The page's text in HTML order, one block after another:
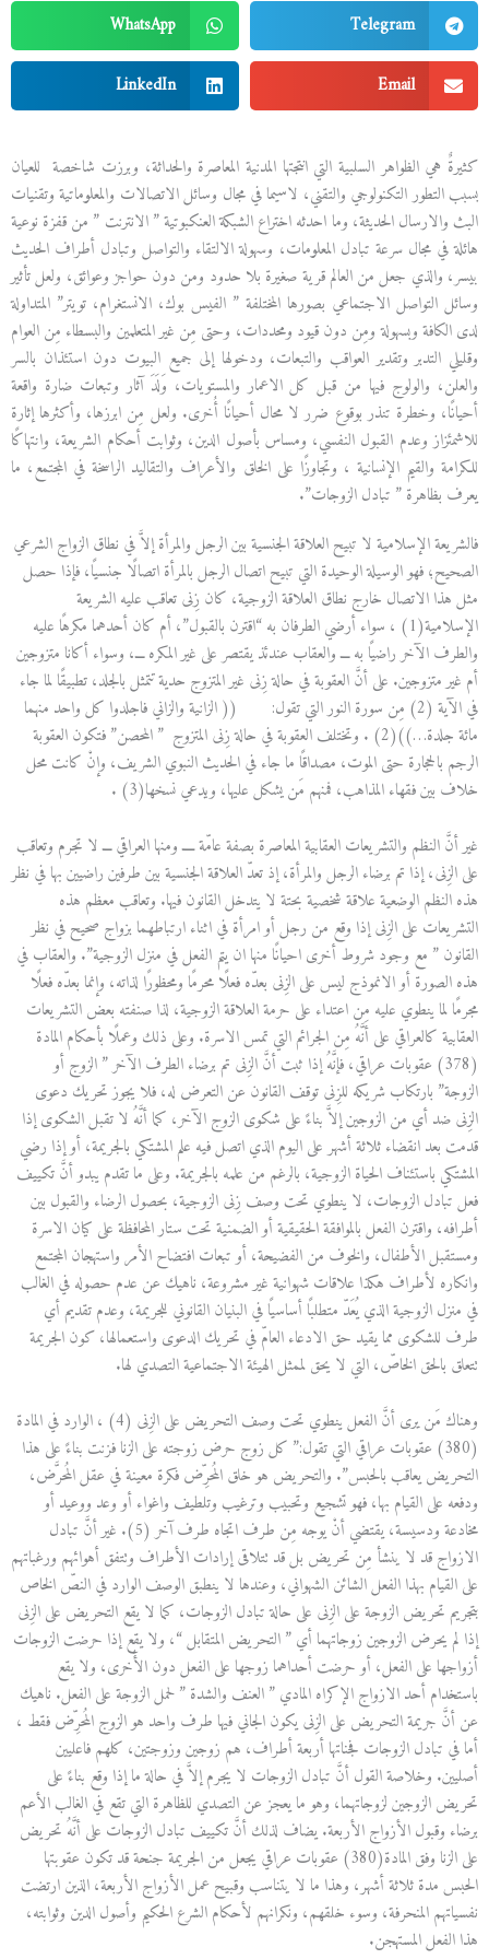
Telegram
WhatsApp
Email
LinkedIn
كثيرةٌ هي الظواهر السلبية التي انتجتها المدنية المعاصرة والحداثة، وبرزت شاخصة للعيان
بسبب التطور التكنولوجي والتقني، لاسيما في مجال وسائل الاتصالات والمعلوماتية وتقنيات
البث والارسال الحديثة، وما احدثه اختراع الشبكة العنكبوتية ” الانترنت ” من قفزة نوعية
هائلة في مجال سرعة تبادل المعلومات، وسهولة الالتقاء والتواصل وتبادل أطراف الحديث
بيسر، والذي جعل من العالم قرية صغيرة بلا حدود ومن دون حواجز وعوائق، ولعل تأثير
وسائل التواصل الاجتماعي بصورها المختلفة ” الفيس بوك، الانستغرام، تويتر” المتداولة
لدى الكافة وبسهولة ومِن دون قيود ومحددات، وحتى مِن غير المتعلمين والبسطاء مِن العوام
وقليلي التدبر وتقدير العواقب والتبعات، ودخولها إلى جميع البيوت دون استئذان بالسر
والعلن، والولوج فيها من قبل كل الاعمار والمستويات، وَلَدَ آثار وتبعات ضارة واقعة
أحيانًا، وخطرة تنذر بوقوع ضرر لا محال أحيانًا أُخرى. ولعل مِن ابرزها، وأكثرها إثارة
للاشمئزاز وعدم القبول النفسي، ومساس بأصول الدين، وثوابت أحكام الشريعة، وانتهاكًا
للكرامة والقيم الإنسانية ، وتجاوزًا على الخلق والأعراف والتقاليد الراسخة في المجتمع، ما
يعرف بظاهرة ” تبادل الزوجات”.
فالشريعة الإسلامية لا تبيح العلاقة الجنسية بين الرجل والمرأة إلاَّ في نطاق الزواج الشرعي
الصحيح؛ فهو الوسيلة الوحيدة التي تبيح اتصال الرجل بالمرأة اتصالًا جنسيًا، فإذا حصل
مثل هذا الاتصال خارج نطاق العلاقة الزوجية، كان زِنى تعاقب عليه الشريعة
الإسلامية(1) ، سواء أرضي الطرفان به “اقترن بالقبول”، أم كان أحدهما مكرهًا عليه
والطرف الآخر راضيًا به ـــ والعقاب عندئذ يقتصر على غير المكره ـــ، وسواء أكانا متزوجين
أم غير متزوجين. على أنَّ العقوبة في حالة زِنى غير المتزوج حدية تتمثل بالجلد، تطبيقًا لما جاء
في الآية (2) مِن سورة النور التي تقول: (( الزانية والزاني فاجلدوا كل واحد منهما
مائة جلدة…))(2) . وتختلف العقوبة في حالة زِنى المتزوج ” المحصن” فتكون العقوبة
الرجم بالحجارة حتى الموت، مصداقًا ما جاء في الحديث النبوي الشريف، وإنْ كانت محل
خلاف بين فقهاء المذاهب، فمنهم مَن يشكل عليها، ويدعي نسخها(3) .
غير أنَّ النظم والتشريعات العقابية المعاصرة بصفة عامّة ــــ ومنها العراقي ـــ لا تجرم وتعاقب
على الزِنى، إذا تم برضاء الرجل والمرأة، إذ تعدّ العلاقة الجنسية بين طرفين راضيين بها في نظر
هذه النظم الوضعية علاقة شخصية بحتة لا يتدخل القانون فيها. وتعاقب معظم هذه
التشريعات على الزِنى إذا وقع من رجل أو امرأة في اثناء ارتباطهما بزواج صحيح في نظر
القانون ” مع وجود شروط أخرى احيانًا منها ان يتم الفعل في منزل الزوجية”. والعقاب في
هذه الصورة أو الانموذج ليس على الزِنى بعدّه فعلًا محرمًا ومحظورًا لذاته، وإنما بعدّه فعلًا
مجرمًا لما ينطوي عليه مِن اعتداء على حرمة العلاقة الزوجية، لذا صنفته بعض التشريعات
العقابية كالعراقي على أنَّهُ مِن الجرائم التي تمس الاسرة. وعلى ذلك وعملًا بأحكام المادة
(378) عقوبات عراقي، فإنَّهُ إذا ثبت أنَّ الزِنى تم برضاء الطرف الآخر ” الزوج أو
الزوجة” بارتكاب شريكه للزِنى توقف القانون عن التعرض له، فلا يجوز تحريك دعوى
الزِنى ضد أي من الزوجين إلاَّ بناءً على شكوى الزوج الآخر، كما أنَّهُ لا تقبل الشكوى إذا
قدمت بعد انقضاء ثلاثة أشهر على اليوم الذي اتصل فيه علم المشتكي بالجريمة، أو إذا رضي
المشتكي باستئناف الحياة الزوجية، بالرغم من علمه بالجريمة. وعلى ما تقدم يبدو أنَّ تكييف
فعل تبادل الزوجات، لا ينطوي تحت وصف زِنى الزوجية، بحصول الرضاء والقبول بين
أطرافه، واقترن الفعل بالموافقة الحقيقية أو الضمنية تحت ستار المحافظة على كيان الاسرة
ومستقبل الأطفال، والخوف من الفضيحة، أو تبعات افتضاح الأمر واستهجان المجتمع
وانكاره لأطراف هكذا علاقات شهوانية غير مشروعة، ناهيك عن عدم حصوله في الغالب
في منزل الزوجية الذي يُعَدّ متطلبًا أساسيًا في البنيان القانوني للجريمة، وعدم تقديم أي
طرف للشكوى مما يقيد حق الادعاء العامّ في تحريك الدعوى واستعمالها، كون الجريمة
تتعلق بالحق الخاصّ، التي لا يحق لممثل الهيئة الاجتماعية التصدي لها.
وهناك مَن يرى أنَّ الفعل ينطوي تحت وصف التحريض على الزِنى (4) ، الوارد في المادة
(380) عقوبات عراقي التي تقول:” كل زوج حرض زوجته على الزنا فزنت بناءً على هذا
التحريض يعاقب بالحبس”. والتحريض هو خلق المُحرِّض فكرة معينة في عقل المُحرَّض،
ودفعه على القيام بها، فهو تشجيع وتحبيب وترغيب وتلطيف واغواء أو وعد ووعيد أو
مخادعة ودسيسة، يقتضي أنْ يوجه مِن طرف اتجاه طرف آخر (5). غير أنَّ تبادل
الازواج قد لا ينشأ مِن تحريض بل قد تتلاقى إرادات الأطراف وتتفق أهوائهم ورغباتهم
على القيام بهذا الفعل الشائن الشهواني، وعندها لا ينطبق الوصف الوارد في النصّ الخاص
بتجريم تحريض الزوجة على الزِنى على حالة تبادل الزوجات، كما لا يقع التحريض على الزِنى
إذا لم يحرض الزوجين زوجاتهما أي ” التحريض المتقابل “، ولا يقع إذا حرضت الزوجات
أزواجها على الفعل، أو حرضت أحداهما زوجها على الفعل دون الأُخرى، ولا يقع
باستخدام أحد الازواج الإكراه المادي ” العنف والشدة ” لحمل الزوجة على الفعل. ناهيك
عن أنَّ جريمة التحريض على الزِنى يكون الجاني فيها طرف واحد هو الزوج المُحرِّض فقط ،
أما في تبادل الزوجات فجناتها أربعة أطراف، هم زوجين وزوجتين، كلهم فاعليين
أصليين. وخلاصة القول أنَّ تبادل الزوجات لا يجرم إلاَّ في حالة ما إذا وقع بناءً على
تحريض الزوجين لزوجاتهما، وهو ما يعجز عن التصدي للظاهرة التي تقع في الغالب الأعم
برضاء وقبول الأزواج الأربعة. يضاف لذلك أنَّ تكييف تبادل الزوجات على أنَّهُ تحريض
على الزنا وفق المادة(380) عقوبات عراقي يجعل من الجريمة جنحة قد تكون عقوبتها
الحبس مدة ثلاثة أشهر، وهذا ما لا يتناسب وقبيح عمل الأزواج الأربعة، الذين ارتضت
نفسياتهم المنحرفة، وسوء خلقهم، ونكرانهم لأحكام الشرع الحكيم وأصول الدين وثوابته،
هذا الفعل المستهجن.